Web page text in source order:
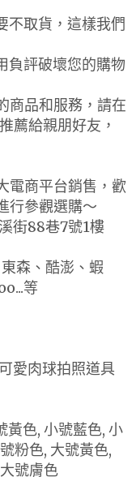
取貨，這樣我們
評破壞您的購物
商品和服務，請在
薦給親朋好友，
電商平台銷售，歡
行參觀選購～
街88巷7號1樓
森、酷澎、蝦
等
愛肉球拍照道具
黃色, 小號藍色, 小
粉色, 大號黃色,
號膚色